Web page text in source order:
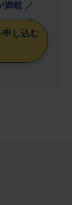
満載 ／
申し込む